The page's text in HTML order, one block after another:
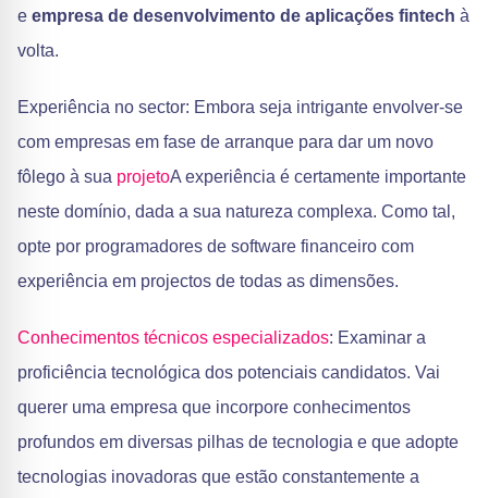
e empresa de desenvolvimento de aplicações fintech à
volta.
Experiência no sector: Embora seja intrigante envolver-se
com empresas em fase de arranque para dar um novo
fôlego à sua projetoA experiência é certamente importante
neste domínio, dada a sua natureza complexa. Como tal,
opte por programadores de software financeiro com
experiência em projectos de todas as dimensões.
Conhecimentos técnicos especializados: Examinar a
proficiência tecnológica dos potenciais candidatos. Vai
querer uma empresa que incorpore conhecimentos
profundos em diversas pilhas de tecnologia e que adopte
tecnologias inovadoras que estão constantemente a